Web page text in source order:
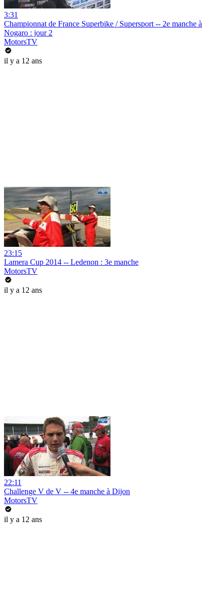
3:31
Championnat de France Superbike / Supersport -- 2e manche à
Nogaro : jour 2
MotorsTV
il y a 12 ans
23:15
Lamera Cup 2014 -- Ledenon : 3e manche
MotorsTV
il y a 12 ans
22:11
Challenge V de V -- 4e manche à Dijon
MotorsTV
il y a 12 ans